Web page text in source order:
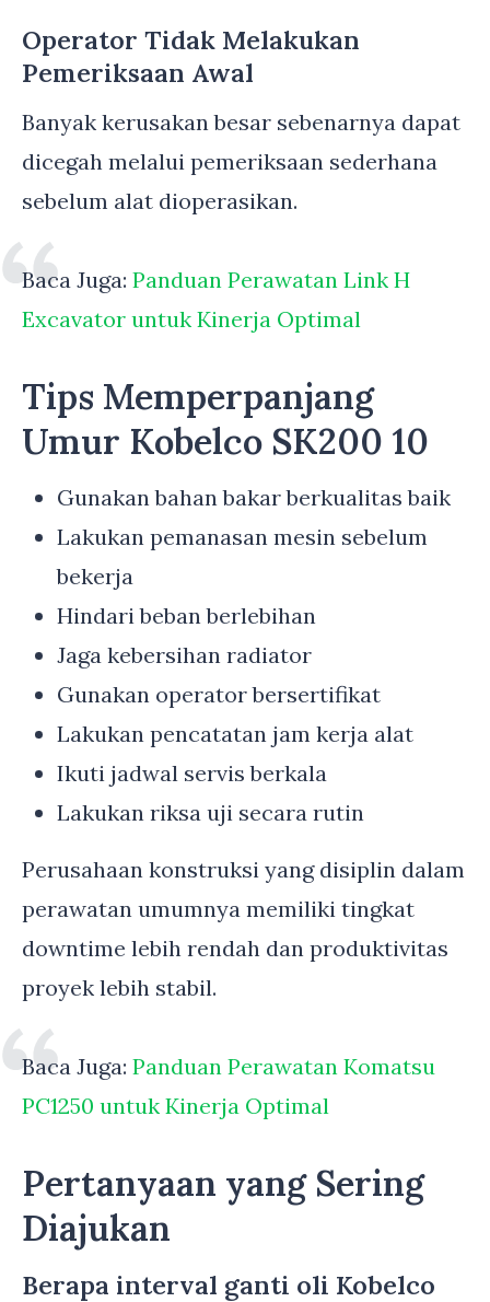
Operator Tidak Melakukan
Pemeriksaan Awal
Banyak kerusakan besar sebenarnya dapat
dicegah melalui pemeriksaan sederhana
sebelum alat dioperasikan.
Baca Juga: Panduan Perawatan Link H
Excavator untuk Kinerja Optimal
Tips Memperpanjang
Umur Kobelco SK200 10
Gunakan bahan bakar berkualitas baik
Lakukan pemanasan mesin sebelum
bekerja
Hindari beban berlebihan
Jaga kebersihan radiator
Gunakan operator bersertifikat
Lakukan pencatatan jam kerja alat
Ikuti jadwal servis berkala
Lakukan riksa uji secara rutin
Perusahaan konstruksi yang disiplin dalam
perawatan umumnya memiliki tingkat
downtime lebih rendah dan produktivitas
proyek lebih stabil.
Baca Juga: Panduan Perawatan Komatsu
PC1250 untuk Kinerja Optimal
Pertanyaan yang Sering
Diajukan
Berapa interval ganti oli Kobelco